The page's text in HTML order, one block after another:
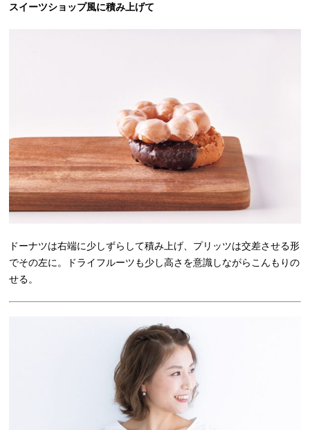
スイーツショップ風に積み上げて
ドーナツは右端に少しずらして積み上げ、プリッツは交差させる形
でその左に。ドライフルーツも少し高さを意識しながらこんもりの
せる。